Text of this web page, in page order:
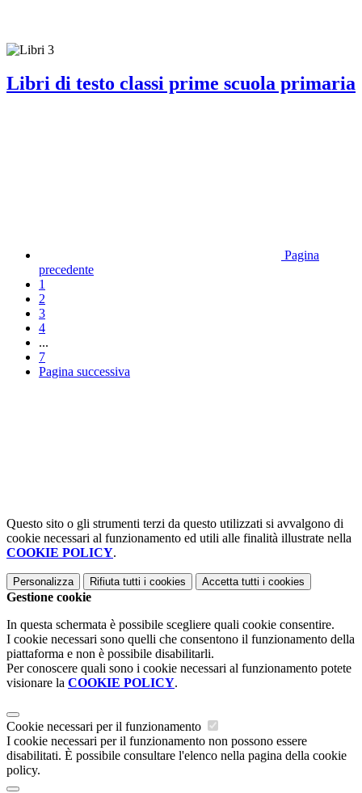
Libri di testo classi prime scuola primaria
Pagina
precedente
1
2
3
4
...
7
Pagina successiva
Questo sito o gli strumenti terzi da questo utilizzati si avvalgono di
cookie necessari al funzionamento ed utili alle finalità illustrate nella
COOKIE POLICY.
Personalizza Rifiuta tutti i cookies Accetta tutti i cookies
Gestione cookie
In questa schermata è possibile scegliere quali cookie consentire.
I cookie necessari sono quelli che consentono il funzionamento della
piattaforma e non è possibile disabilitarli.
Per conoscere quali sono i cookie necessari al funzionamento potete
visionare la COOKIE POLICY.
Cookie necessari per il funzionamento
I cookie necessari per il funzionamento non possono essere
disabilitati. È possibile consultare l'elenco nella pagina della cookie
policy.